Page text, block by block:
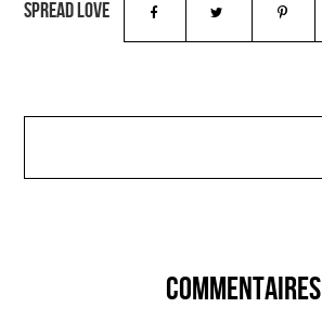
COMMENTAIRES